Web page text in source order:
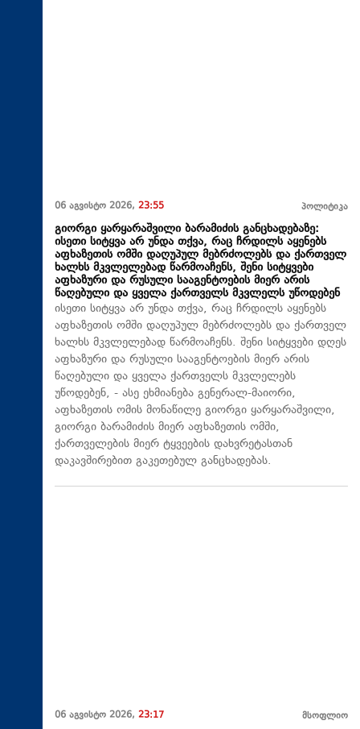
06 აგვისტო 2026, 23:55 პოლიტიკა
გიორგი ყარყარაშვილი ბარამიძის განცხადებაზე:
ისეთი სიტყვა არ უნდა თქვა, რაც ჩრდილს აყენებს
აფხაზეთის ომში დაღუპულ მებრძოლებს და ქართველ
ხალხს მკვლელებად წარმოაჩენს, შენი სიტყვები
აფხაზური და რუსული სააგენტოების მიერ არის
წაღებული და ყველა ქართველს მკვლელს უწოდებენ
ისეთი სიტყვა არ უნდა თქვა, რაც ჩრდილს აყენებს
აფხაზეთის ომში დაღუპულ მებრძოლებს და ქართველ
ხალხს მკვლელებად წარმოაჩენს. შენი სიტყვები დღეს
აფხაზური და რუსული სააგენტოების მიერ არის
წაღებული და ყველა ქართველს მკვლელებს
უწოდებენ, - ასე ეხმიანება გენერალ-მაიორი,
აფხაზეთის ომის მონაწილე გიორგი ყარყარაშვილი,
გიორგი ბარამიძის მიერ აფხაზეთის ომში,
ქართველების მიერ ტყვეების დახვრეტასთან
დაკავშირებით გაკეთებულ განცხადებას.
06 აგვისტო 2026, 23:17 მსოფლიო